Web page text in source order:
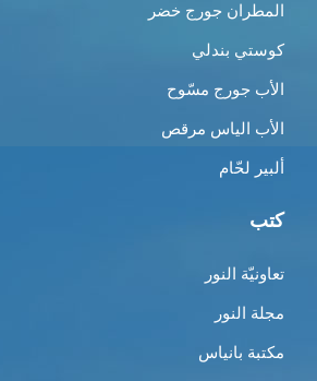
المطران جورج خضر
كوستي بندلي
الأب جورج مسّوح
الأب الياس مرقص
ألبير لحّام
كتب
تعاونيّة النور
مجلة النور
مكتبة بانياس